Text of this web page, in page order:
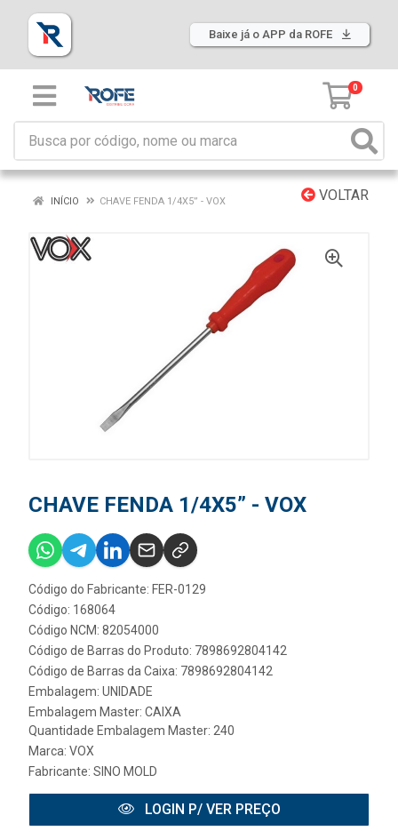
Baixe já o APP da ROFE
0
VOLTAR
INÍCIO CHAVE FENDA 1/4X5” - VOX
CHAVE FENDA 1/4X5” - VOX
Código do Fabricante: FER-0129
Código: 168064
Código NCM: 82054000
Código de Barras do Produto: 7898692804142
Código de Barras da Caixa: 7898692804142
Embalagem: UNIDADE
Embalagem Master: CAIXA
Quantidade Embalagem Master: 240
Marca: VOX
Fabricante: SINO MOLD
LOGIN P/ VER PREÇO